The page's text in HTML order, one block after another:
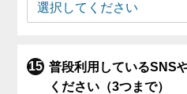
普段利用しているSNS
ください（3つまで）